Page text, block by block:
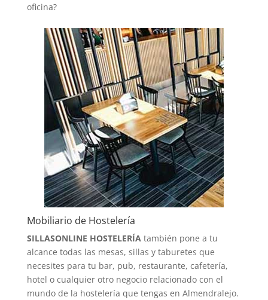
oficina?
Mobiliario de Hostelería
SILLASONLINE HOSTELERÍAtambién pone a tu
alcance todas las mesas, sillas y taburetes que
necesites para tu bar, pub, restaurante, cafetería,
hotel o cualquier otro negocio relacionado con el
mundo de la hostelería que tengas en Almendralejo.